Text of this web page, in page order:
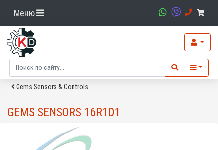
Меню
Gems Sensors & Controls
GEMS SENSORS 16R1D1